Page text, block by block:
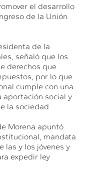
el desarrollo
de la Unión
de la
señaló que los
derechos que
por lo que
cumple con una
aportación social y
la sociedad.
Morena apuntó
mandata
las y los jóvenes y
expedir ley